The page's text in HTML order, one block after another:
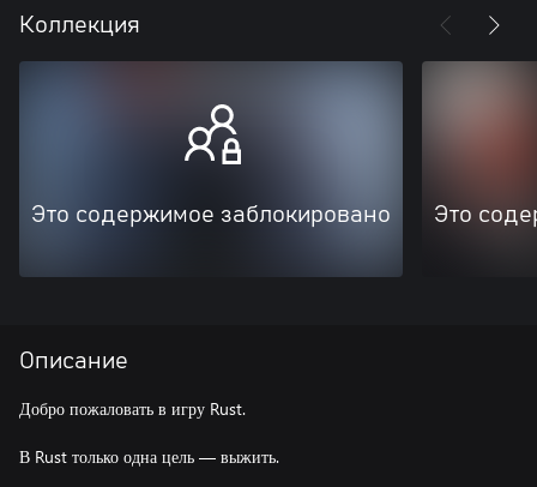
Коллекция
Это содержимое заблокировано Это
Описание
Добро пожаловать в игру Rust.
В Rust только одна цель — выжить.